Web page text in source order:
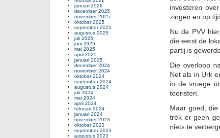
investeren
zingen en op
Nu de PVV
die eerst de
partij is
Die overloop
Net als in Urk
in de vroege
toeristen.
Maar goed,
trek er geen
niets te
januari 2026
december 2025
november 2025
oktober 2025
september 2025
augustus 2025
juli 2025
juni 2025
mei 2025
april 2025
januari 2025
december 2024
november 2024
oktober 2024
september 2024
augustus 2024
juli 2024
mei 2024
april 2024
februari 2024
januari 2024
november 2023
oktober 2023
september 2023
augustus 2023